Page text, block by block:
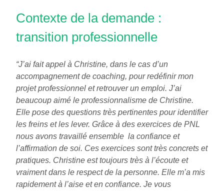
Contexte de la demande :
transition professionnelle
“J’ai fait appel à Christine, dans le cas d’un
accompagnement de coaching, pour redéfinir mon
projet professionnel et retrouver un emploi. J’ai
beaucoup aimé le professionnalisme de Christine.
Elle pose des questions très pertinentes pour identifier
les freins et les lever. Grâce à des exercices de PNL
nous avons travaillé ensemble la confiance et
l’affirmation de soi. Ces exercices sont très concrets et
pratiques. Christine est toujours très à l’écoute et
vraiment dans le respect de la personne. Elle m’a mis
rapidement à l’aise et en confiance. Je vous